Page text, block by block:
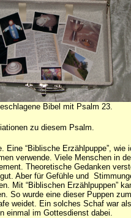
Bibel mit Psalm 23.
zu diesem Psalm.
Eine “Biblische Erzählpuppe”, wie
verwende. Viele Menschen in
Theoretische Gedanken
Aber für Gefühle und
Mit “Biblischen Erzählpuppen”
So wurde eine dieser Puppen
weidet. Ein solches Schaf war als
einmal im Gottesdienst dabei.